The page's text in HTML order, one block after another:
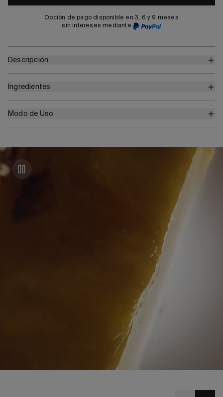
Opción de pago disponible en 3, 6 y 9 meses
sin intereses mediante
Descripción
Ingredientes
Modo de Uso